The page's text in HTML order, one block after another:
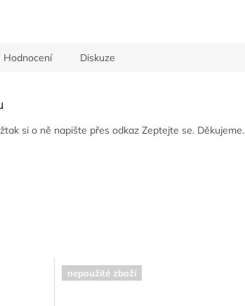
Hodnocení Diskuze
si o ně napište přes odkaz Zeptejte se. Děkujeme.
nepoužité zboží